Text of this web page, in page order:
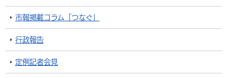
市報掲載コラム「つなぐ」
行政報告
定例記者会見